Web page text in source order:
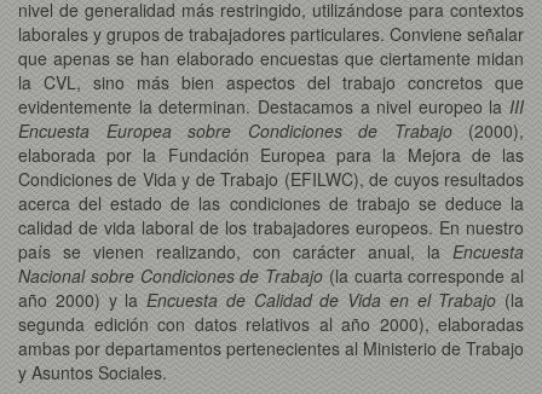
nivel de generalidad más restringido, utilizándose para contextos
laborales y grupos de trabajadores particulares. Conviene señalar
que apenas se han elaborado encuestas que ciertamente midan
la CVL, sino más bien aspectos del trabajo concretos que
evidentemente la determinan. Destacamos a nivel europeo la III
Encuesta Europea sobre Condiciones de Trabajo (2000),
elaborada por la Fundación Europea para la Mejora de las
Condiciones de Vida y de Trabajo (EFILWC), de cuyos resultados
acerca del estado de las condiciones de trabajo se deduce la
calidad de vida laboral de los trabajadores europeos. En nuestro
país se vienen realizando, con carácter anual, la Encuesta
Nacional sobre Condiciones de Trabajo (la cuarta corresponde al
año 2000) y la Encuesta de Calidad de Vida en el Trabajo (la
segunda edición con datos relativos al año 2000), elaboradas
ambas por departamentos pertenecientes al Ministerio de Trabajo
y Asuntos Sociales.